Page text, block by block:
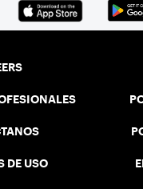
DE USO